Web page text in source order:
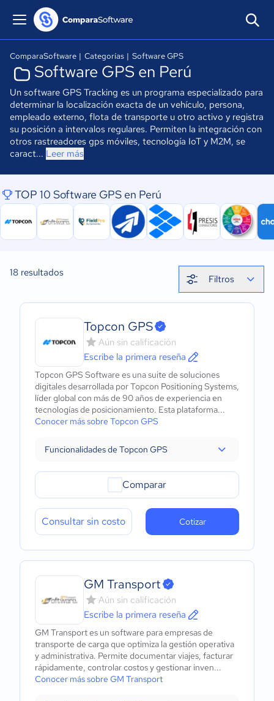
ComparaSoftware | Categorías | Software GPS
Software GPS en Perú
Un software GPS Tracking es un programa especializado para
determinar la localización exacta de un vehículo, persona,
empleado externo, flota de transporte u otro activo y registra
su posición a intervalos regulares. Permiten la integración con
otros rastreadores gps móviles, tecnología IoT y M2M, se
caract... Leer más
TOP 10 Software GPS en Perú
18 resultados
Filtros
Topcon GPS
Aún sin calificación
Escribe la primera reseña
Topcon GPS Software es una suite de soluciones
digitales desarrollada por Topcon Positioning Systems,
líder global con más de 90 años de experiencia en
tecnologías de posicionamiento. Esta plataforma...
Conocer más sobre Topcon GPS
Funcionalidades de Topcon GPS
Comparar
Consultar sin costo Cotizar
GM Transport
Aún sin calificación
Escribe la primera reseña
GM Transport es un software para empresas de
transporte de carga que optimiza la gestión operativa
y administrativa. Permite documentar viajes, facturar
rápidamente, controlar costos y gestionar inven...
Conocer más sobre GM Transport